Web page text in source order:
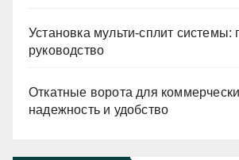
Установка мульти-сплит системы:
руководство
Откатные ворота для
надежность и удобство